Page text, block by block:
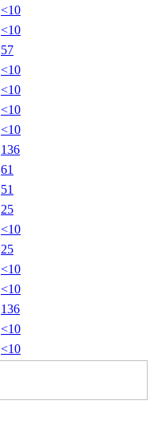
<10
<10
57
<10
<10
<10
<10
136
61
51
25
<10
25
<10
<10
136
<10
<10